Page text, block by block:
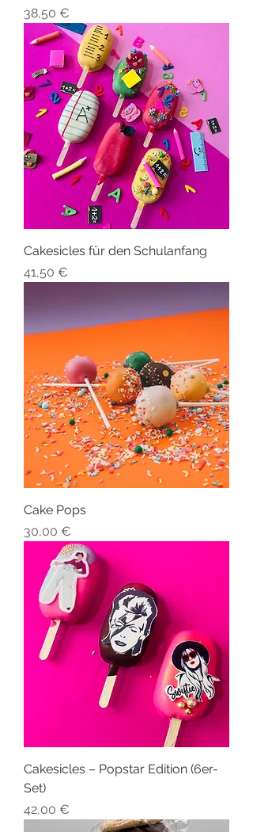
Preis
38,50 €
Cakesicles für den Schulanfang
Preis
41,50 €
Cake Pops
Preis
30,00 €
Cakesicles – Popstar Edition (6er-
Set)
Preis
42,00 €